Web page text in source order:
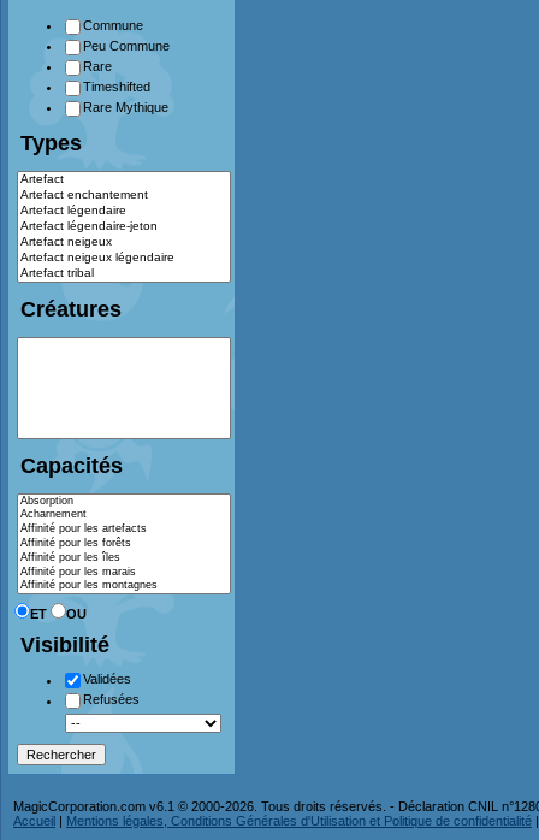
Commune
Peu Commune
Rare
Timeshifted
Rare Mythique
Types
Créatures
Capacités
ET OU
Visibilité
Validées
Refusées
MagicCorporation.com v6.1 © 2000-2026. Tous droits réservés. - Déclaration CNIL
Accueil | Mentions légales, Conditions Générales d'Utilisation et Politique de confidentialité